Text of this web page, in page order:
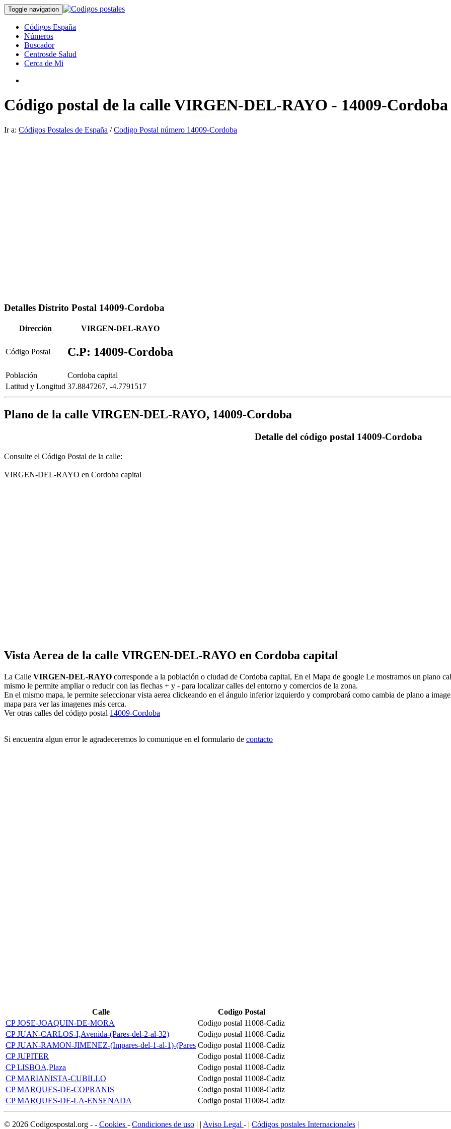
Toggle navigation
Códigos España
Números
Buscador
Centrosde Salud
Cerca de Mi
Código postal de la calle VIRGEN-DEL-RAYO - 14009-
Ir a: Códigos Postales de España /Codigo Postal número 14009-Cordoba
Detalles Distrito Postal 14009-Cordoba
Dirección VIRGEN-DEL-RAYO
Código Postal C.P: 14009-Cordoba
Población
Cordoba capital
Latitud y Longitud 37.8847267, -4.7791517
Plano de la calle VIRGEN-DEL-RAYO, 14009-Cordoba
Detalle del código postal 14009-Cordoba
Consulte el Código Postal de la calle:
VIRGEN-DEL-RAYO en Cordoba capital
Vista Aerea de la calle VIRGEN-DEL-RAYO en Cordoba capital
La Calle VIRGEN-DEL-RAYO corresponde a la población o ciudad de Cordoba capital, En el Mapa de google Le mostramos un
mismo le permite ampliar o reducir con las flechas + y - para localizar calles del entorno y comercios de la zona.
En el mismo mapa, le permite seleccionar vista aerea clickeando en el ángulo inferior izquierdo y comprobará como cambia de plano a
mapa para ver las imagenes más cerca.
Ver otras calles del código postal 14009-Cordoba
Si encuentra algun error le agradeceremos lo comunique en el formulario de contacto
Calle
Codigo Postal
CP JOSE-JOAQUIN-DE-MORA
Codigo postal 11008-Cadiz
CP JUAN-CARLOS-I,Avenida-(Pares-del-2-al-32)
Codigo postal 11008-Cadiz
CP JUAN-RAMON-JIMENEZ-(Impares-del-1-al-1)-(Pares Codigo postal 11008-Cadiz
CP JUPITER
Codigo postal 11008-Cadiz
CP LISBOA,Plaza
Codigo postal 11008-Cadiz
CP MARIANISTA-CUBILLO
Codigo postal 11008-Cadiz
CP MARQUES-DE-COPRANIS
Codigo postal 11008-Cadiz
CP MARQUES-DE-LA-ENSENADA
Codigo postal 11008-Cadiz
© 2026 Codigospostal.org - - Cookies - Condiciones de uso | | Aviso Legal - | Códigos postales Internacionales |